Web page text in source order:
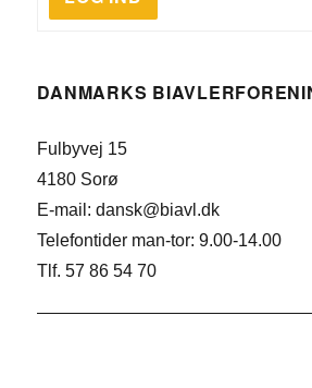
DANMARKS
Fulbyvej 15
4180 Sorø
E-mail: dansk@biavl.dk
Telefontider man-tor: 9.00-14.00
Tlf. 57 86 54 70